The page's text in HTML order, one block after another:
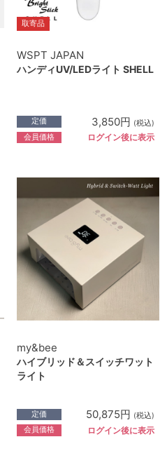
取寄品
WSPT JAPAN
ハンディUV/LEDライト SHELL
定価 3,850円 (税込)
会員価格 ログイン後に表示
my&bee
ハイブリッド＆スイッチワット
ライト
定価 50,875円 (税込)
会員価格 ログイン後に表示